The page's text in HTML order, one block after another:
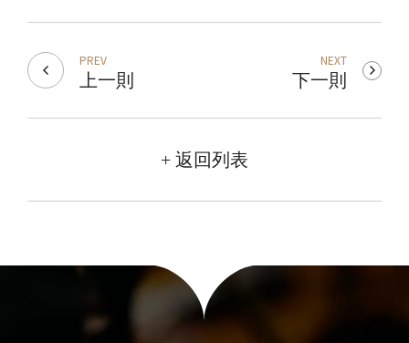
PREV
上一則
NEXT
下一則
+ 返回列表